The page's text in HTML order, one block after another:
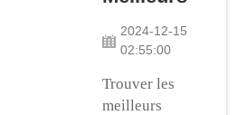
certains des
bosses lorsque
vous roulez sur
2024-12-15
02:55:00
Trouver les
meilleurs